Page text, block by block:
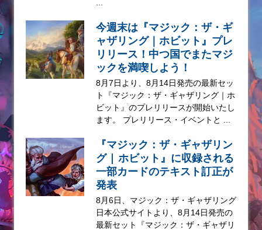
今週末は『マジック：ザ・ギ
ャザリング｜ホビット』プレ
リリース！中つ国でまたマジ
ックを満喫しよう！
8月7日より、8月14日発売の最新セッ
ト『マジック：ザ・ギャザリング｜ホ
ビット』のプレリリースが開始いたし
ます。 プレリリース・イベントと ...
『マジック：ザ・ギャザリン
グ | ホビット』に収録される
一部カードのテキスト訂正が
発表
8月6日、マジック：ザ・ギャザリング
日本公式サイトより、8月14日発売の
最新セット『マジック：ザ・ギャザリ